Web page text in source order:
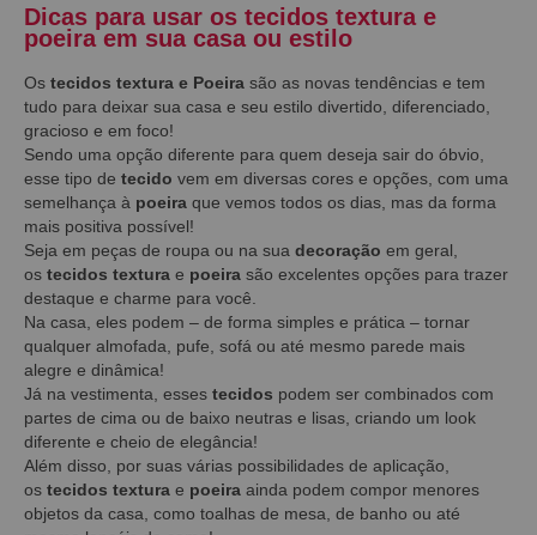
Dicas para usar os tecidos textura e
poeira em sua casa ou estilo
Os tecidos textura e Poeira são as novas tendências e tem
tudo para deixar sua casa e seu estilo divertido, diferenciado,
gracioso e em foco!
Sendo uma opção diferente para quem deseja sair do óbvio,
esse tipo de tecido vem em diversas cores e opções, com uma
semelhança à poeira que vemos todos os dias, mas da forma
mais positiva possível!
Seja em peças de roupa ou na sua decoração em geral,
os tecidos textura e poeira são excelentes opções para trazer
destaque e charme para você.
Na casa, eles podem – de forma simples e prática – tornar
qualquer almofada, pufe, sofá ou até mesmo parede mais
alegre e dinâmica!
Já na vestimenta, esses tecidos podem ser combinados com
partes de cima ou de baixo neutras e lisas, criando um look
diferente e cheio de elegância!
Além disso, por suas várias possibilidades de aplicação,
os tecidos textura e poeira ainda podem compor menores
objetos da casa, como toalhas de mesa, de banho ou até